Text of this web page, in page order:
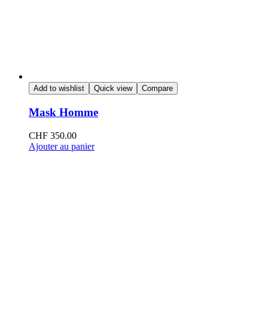
Add to wishlist Quick view Compare
Mask Homme
CHF 350.00
Ajouter au panier